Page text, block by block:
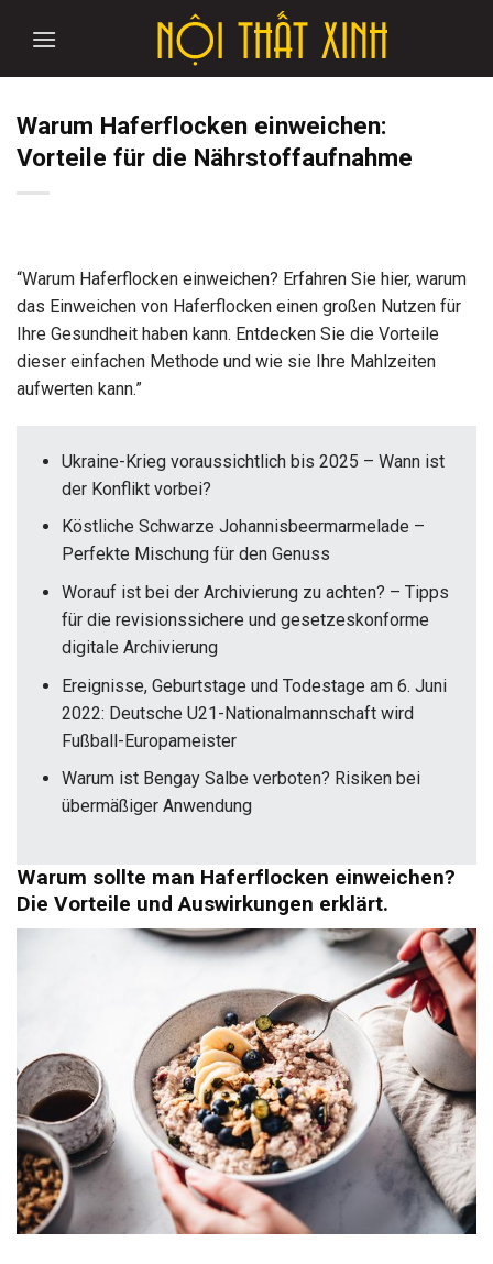
Warum Haferflocken einweichen:
Vorteile für die Nährstoffaufnahme
“Warum Haferflocken einweichen? Erfahren Sie hier, warum
das Einweichen von Haferflocken einen großen Nutzen für
Ihre Gesundheit haben kann. Entdecken Sie die Vorteile
dieser einfachen Methode und wie sie Ihre Mahlzeiten
aufwerten kann.”
Ukraine-Krieg voraussichtlich bis 2025 – Wann ist
der Konflikt vorbei?
Köstliche Schwarze Johannisbeermarmelade –
Perfekte Mischung für den Genuss
Worauf ist bei der Archivierung zu achten? – Tipps
für die revisionssichere und gesetzeskonforme
digitale Archivierung
Ereignisse, Geburtstage und Todestage am 6. Juni
2022: Deutsche U21-Nationalmannschaft wird
Fußball-Europameister
Warum ist Bengay Salbe verboten? Risiken bei
übermäßiger Anwendung
Warum sollte man Haferflocken einweichen?
Die Vorteile und Auswirkungen erklärt.